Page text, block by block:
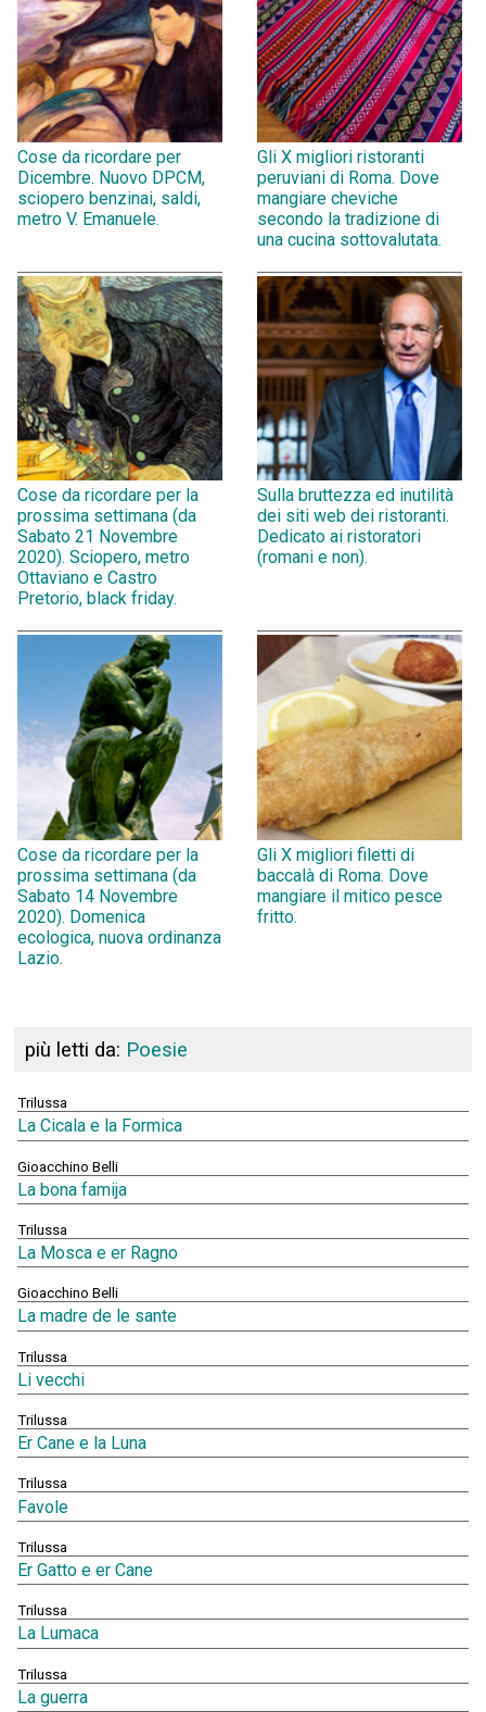
Cose da ricordare per
Dicembre. Nuovo DPCM,
sciopero benzinai, saldi,
metro V. Emanuele.
Gli X migliori ristoranti
peruviani di Roma. Dove
mangiare cheviche
secondo la tradizione di
una cucina sottovalutata.
Cose da ricordare per la
prossima settimana (da
Sabato 21 Novembre
2020). Sciopero, metro
Ottaviano e Castro
Pretorio, black friday.
Sulla bruttezza ed inutilità
dei siti web dei ristoranti.
Dedicato ai ristoratori
(romani e non).
Cose da ricordare per la
prossima settimana (da
Sabato 14 Novembre
2020). Domenica
ecologica, nuova ordinanza
Lazio.
Gli X migliori filetti di
baccalà di Roma. Dove
mangiare il mitico pesce
fritto.
più letti da: Poesie
Trilussa
La Cicala e la Formica
Gioacchino Belli
La bona famija
Trilussa
La Mosca e er Ragno
Gioacchino Belli
La madre de le sante
Trilussa
Li vecchi
Trilussa
Er Cane e la Luna
Trilussa
Favole
Trilussa
Er Gatto e er Cane
Trilussa
La Lumaca
Trilussa
La guerra